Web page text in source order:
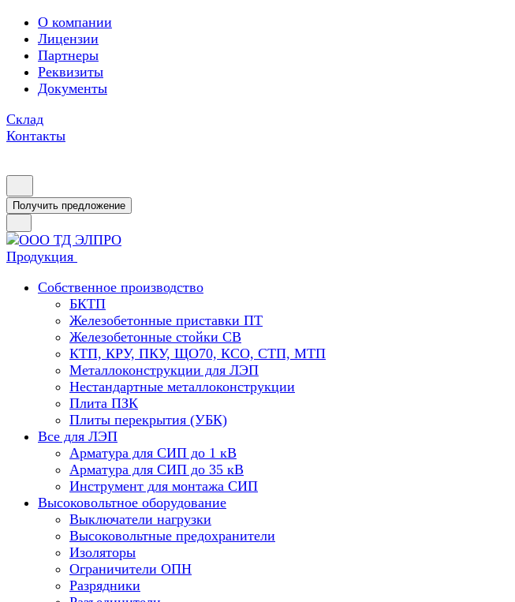
О компании
Лицензии
Партнеры
Реквизиты
Документы
Склад
Контакты
Получить предложение
Продукция
Собственное производство
БКТП
Железобетонные приставки ПТ
Железобетонные стойки СВ
КТП, КРУ, ПКУ, ЩО70, КСО, СТП, МТП
Металлоконструкции для ЛЭП
Нестандартные металлоконструкции
Плита ПЗК
Плиты перекрытия (УБК)
Все для ЛЭП
Арматура для СИП до 1 кВ
Арматура для СИП до 35 кВ
Инструмент для монтажа СИП
Высоковольтное оборудование
Выключатели нагрузки
Высоковольтные предохранители
Изоляторы
Ограничители ОПН
Разрядники